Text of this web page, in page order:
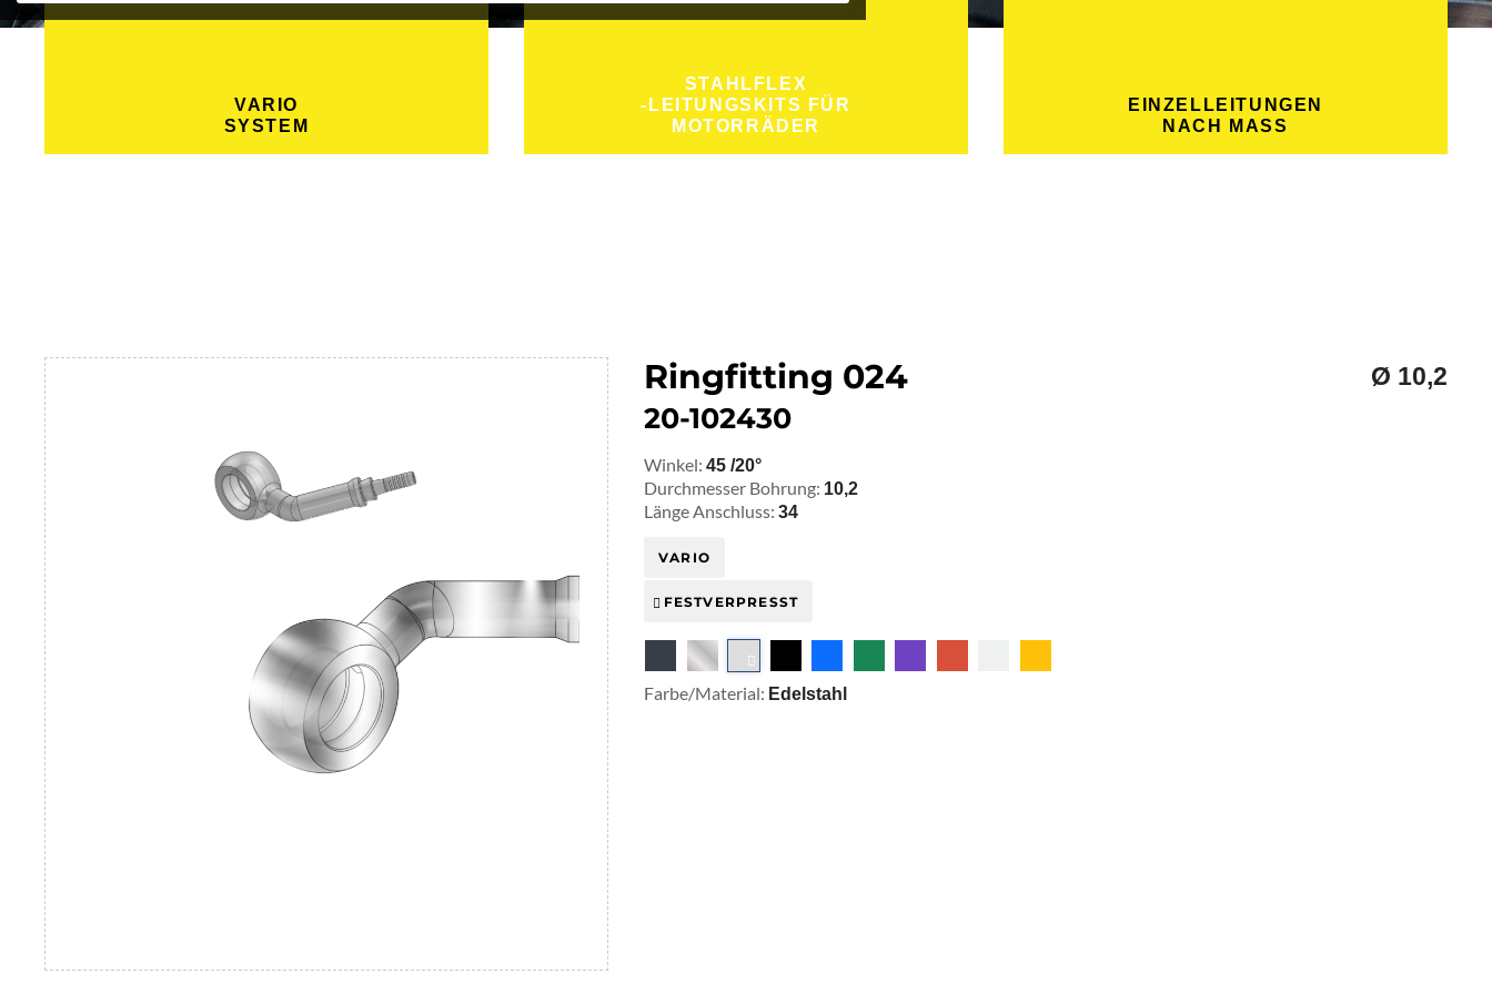
VARIO
SYSTEM
STAHLFLEX
-LEITUNGSKITS FÜR
MOTORRÄDER
EINZELLEITUNGEN
NACH MASS
Ringfitting 024
20-102430
Ø 10,2
Winkel: 45 /20°
Durchmesser Bohrung: 10,2
Länge Anschluss: 34
VARIO
FESTVERPRESST
Farbe/Material: Edelstahl